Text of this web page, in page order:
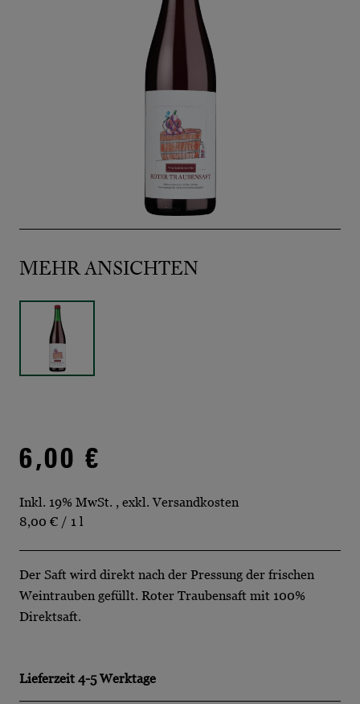
MEHR ANSICHTEN
6,00 €
Inkl. 19% MwSt. , exkl.Versandkosten
8,00 € / 1 l
Der Saft wird direkt nach der Pressung der frischen
Weintrauben gefüllt. Roter Traubensaft mit 100%
Direktsaft.
Lieferzeit 4-5 Werktage